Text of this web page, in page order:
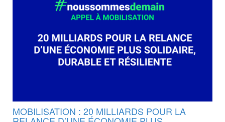
MOBILISATION : 20 MILLIARDS POUR LA